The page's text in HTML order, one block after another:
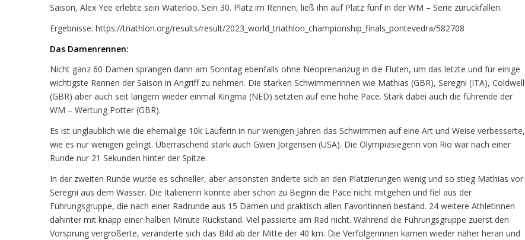
Saison, Alex Yee erlebte sein Waterloo. Sein 30. Platz im Rennen, ließ ihn auf Platz fünf in der WM – Serie zurückfallen.
Ergebnisse: https://triathlon.org/results/result/2023_world_triathlon_championship_finals_pontevedra/582708
Das Damenrennen:
Nicht ganz 60 Damen sprangen dann am Sonntag ebenfalls ohne Neoprenanzug in die Fluten, um das letzte und für einige
wichtigste Rennen der Saison in Angriff zu nehmen. Die starken Schwimmerinnen wie Mathias (GBR), Seregni (ITA), Coldwell
(GBR) aber auch seit langem wieder einmal Kingma (NED) setzten auf eine hohe Pace. Stark dabei auch die führende der
WM – Wertung Potter (GBR).
Es ist unglaublich wie die ehemalige 10k Läuferin in nur wenigen Jahren das Schwimmen auf eine Art und Weise verbesserte,
wie es nur wenigen gelingt. Überraschend stark auch Gwen Jorgensen (USA). Die Olympiasiegerin von Rio war nach einer
Runde nur 21 Sekunden hinter der Spitze.
In der zweiten Runde wurde es schneller, aber ansonsten änderte sich an den Platzierungen wenig und so stieg Mathias vor
Seregni aus dem Wasser. Die Italienerin konnte aber schon zu Beginn die Pace nicht mitgehen und fiel aus der
Führungsgruppe, die nach einer Radrunde aus 15 Damen und praktisch allen Favoritinnen bestand. 24 weitere Athletinnen
dahinter mit knapp einer halben Minute Rückstand. Viel passierte am Rad nicht. Während die Führungsgruppe zuerst den
Vorsprung vergrößerte, veränderte sich das Bild ab der Mitte der 40 km. Die Verfolgerinnen kamen wieder näher heran und